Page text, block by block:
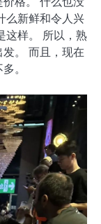
么新鲜和令人兴
这样。 所以，熟
。 而且，现在
。